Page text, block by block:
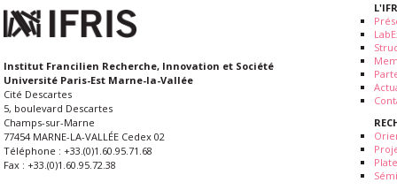
Institut Francilien Recherche, Innovation et Société
Université Paris-Est Marne-la-Vallée
Cité Descartes
5, boulevard Descartes
Champs-sur-Marne
77454 MARNE-LA-VALLÉE Cedex 02
Téléphone : +33.(0)1.60.95.71.68
Fax : +33.(0)1.60.95.72.38